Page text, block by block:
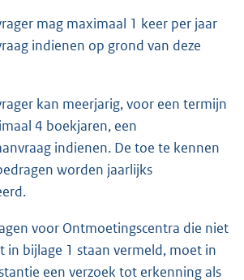
mag maximaal 1 keer per jaar
indienen op grond van deze
kan meerjarig, voor een termijn
4 boekjaren, een
indienen. De toe te kennen
worden jaarlijks
voor Ontmoetingscentra die niet
in bijlage 1 staan vermeld, moet in
een verzoek tot erkenning als